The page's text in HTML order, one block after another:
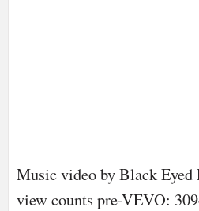
Music video by Black Eyed
view counts pre-VEVO: